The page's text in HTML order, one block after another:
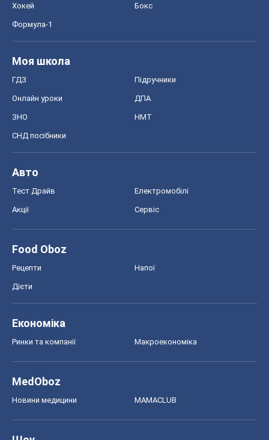
Хокей Бокс
Формула-1
Моя школа
ГДЗ Підручники
Онлайн уроки ДПА
ЗНО НМТ
СНД посібники
Авто
Тест Драйв Електромобілі
Акції Сервіс
Food Oboz
Рецепти Напої
Дієти
Економіка
Ринки та компанії Макроекономіка
MedOboz
Новини медицини MAMACLUB